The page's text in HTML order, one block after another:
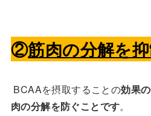
②筋肉の分解を
BCAAを摂取することの効果
肉の分解を防ぐことです。